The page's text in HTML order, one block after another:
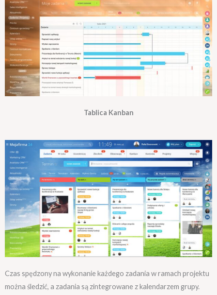
Tablica Kanban
Czas spędzony na wykonanie każdego zadania w ramach projektu
można śledzić, a zadania są zintegrowane z kalendarzem grupy.